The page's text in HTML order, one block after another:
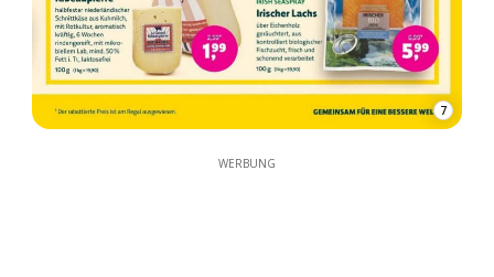
7
WERBUNG